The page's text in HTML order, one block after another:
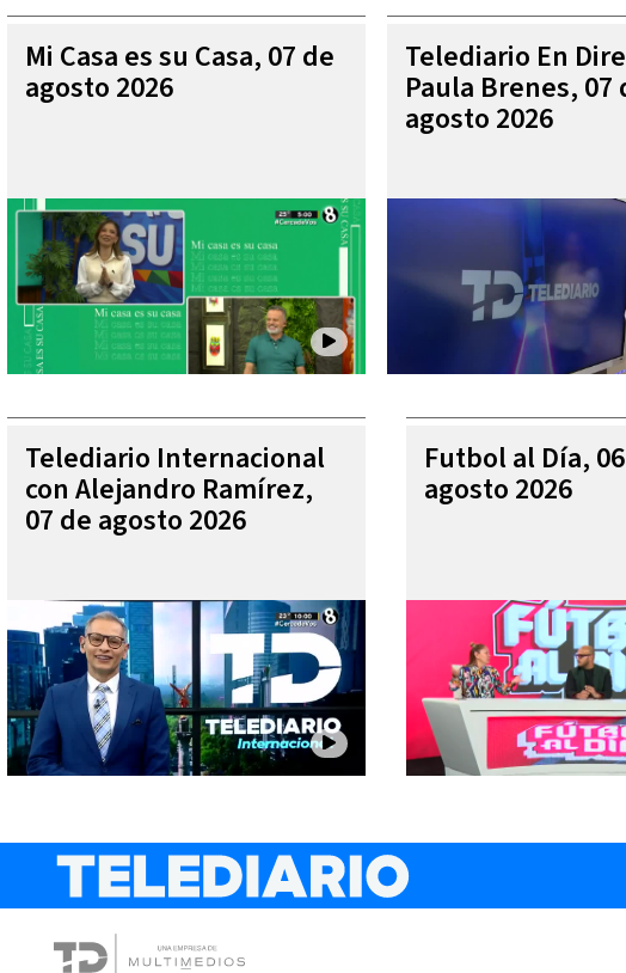
Mi Casa es su Casa, 07 de
agosto 2026
Telediario En
Paula Brenes, 07
agosto 2026
Telediario Internacional
con Alejandro Ramírez,
07 de agosto 2026
Futbol al Día,
agosto 2026